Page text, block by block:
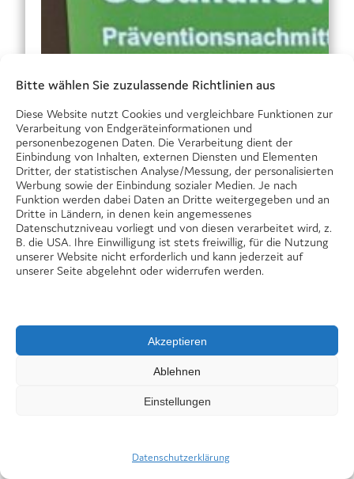
Bitte wählen Sie zuzulassende Richtlinien aus
Diese Website nutzt Cookies und vergleichbare Funktionen zur
Verarbeitung von Endgeräteinformationen und
personenbezogenen Daten. Die Verarbeitung dient der
Einbindung von Inhalten, externen Diensten und Elementen
Dritter, der statistischen Analyse/Messung, der personalisierten
Werbung sowie der Einbindung sozialer Medien. Je nach
Funktion werden dabei Daten an Dritte weitergegeben und an
Dritte in Ländern, in denen kein angemessenes
Datenschutzniveau vorliegt und von diesen verarbeitet wird, z.
B. die USA. Ihre Einwilligung ist stets freiwillig, für die Nutzung
unserer Website nicht erforderlich und kann jederzeit auf
unserer Seite abgelehnt oder widerrufen werden.
Akzeptieren
Ablehnen
Einstellungen
Datenschutzerklärung
Am 6. Mai 2026 um 17 Uhr fand im Ernst-
Bloch-Zentrum der Präventionsnachmittag
statt. Seit mehreren Jahren bietet diese
Lebensblicke gemeinsam mit der